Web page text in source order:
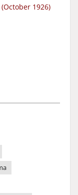
1926)